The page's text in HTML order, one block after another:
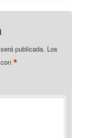
publicada. Los
con*